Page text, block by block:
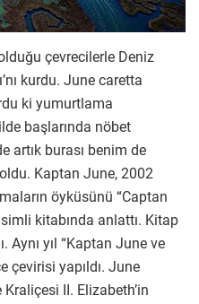
çevrecilerle Deniz
kurdu. June caretta
ki yumurtlama
başlarında nöbet
artık burası benim de
Kaptan June, 2002
öyküsünü “Captan
kitabında anlattı. Kitap
Aynı yıl “Kaptan June ve
çevirisi yapıldı. June
II. Elizabeth’in